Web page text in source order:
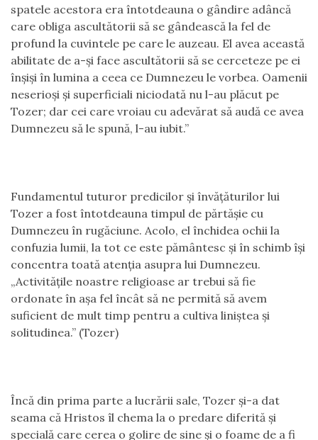
spatele acestora era întotdeauna o gândire adâncă
care obliga ascultătorii să se gândească la fel de
profund la cuvintele pe care le auzeau. El avea această
abilitate de a-şi face ascultătorii să se cerceteze pe ei
înşişi în lumina a ceea ce Dumnezeu le vorbea. Oamenii
neserioşi şi superficiali niciodată nu l-au plăcut pe
Tozer; dar cei care vroiau cu adevărat să audă ce avea
Dumnezeu să le spună, l-au iubit.”
Fundamentul tuturor predicilor şi învăţăturilor lui
Tozer a fost întotdeauna timpul de părtăşie cu
Dumnezeu în rugăciune. Acolo, el închidea ochii la
confuzia lumii, la tot ce este pământesc şi în schimb îşi
concentra toată atenţia asupra lui Dumnezeu.
„Activităţile noastre religioase ar trebui să fie
ordonate în aşa fel încât să ne permită să avem
suficient de mult timp pentru a cultiva liniştea şi
solitudinea.” (Tozer)
Încă din prima parte a lucrării sale, Tozer şi-a dat
seama că Hristos îl chema la o predare diferită şi
specială care cerea o golire de sine şi o foame de a fi